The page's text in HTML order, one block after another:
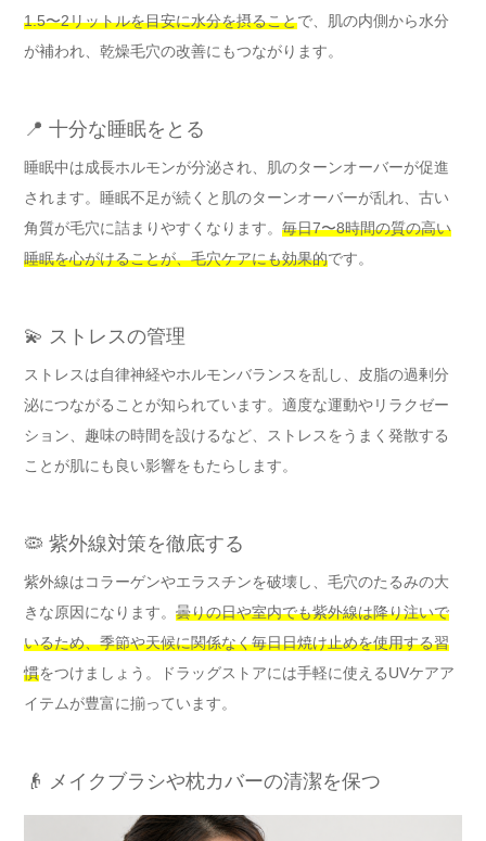
1.5〜2リットルを目安に水分を摂ることで、肌の内側から水分
が補われ、乾燥毛穴の改善にもつながります。
📍 十分な睡眠をとる
睡眠中は成長ホルモンが分泌され、肌のターンオーバーが促進
されます。睡眠不足が続くと肌のターンオーバーが乱れ、古い
角質が毛穴に詰まりやすくなります。 毎日7〜8時間の質の高い
睡眠を心がけることが、毛穴ケアにも効果的です。
💫 ストレスの管理
ストレスは自律神経やホルモンバランスを乱し、皮脂の過剰分
泌につながることが知られています。適度な運動やリラクゼー
ション、趣味の時間を設けるなど、ストレスをうまく発散する
ことが肌にも良い影響をもたらします。
🦠 紫外線対策を徹底する
紫外線はコラーゲンやエラスチンを破壊し、毛穴のたるみの大
きな原因になります。 曇りの日や室内でも紫外線は降り注いで
いるため、季節や天候に関係なく毎日日焼け止めを使用する習
慣をつけましょう。ドラッグストアには手軽に使えるUVケアア
イテムが豊富に揃っています。
👴 メイクブラシや枕カバーの清潔を保つ